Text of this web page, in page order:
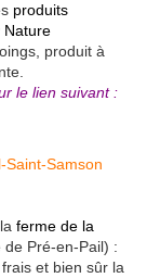
produits
Nature
produit à
le lien suivant :
ferme de la
Pré-en-Pail) :
et bien sûr la